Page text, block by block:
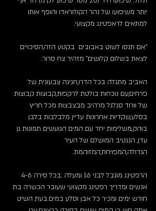
יותר משיפועו של נהר הקולוראדו והופף אותו
למתאים לראפטינג מקצועי.
"אם תנסו לשוט באבובים  בקטע הזה,הסיכויים
לצאת בשלום קלושים" מזהיר צח סרור.
האביב מתגלה בכל הדרו,חגיגה צבעונית של
פרחים,עם נוכחות בולטת לרקפות,קבוצות קבוצות
של וורוד סגלגל מרהיב מבצבצות מכל חריץ
בסלע,שקדיות אחרונות עדיין מלבלבות בלבן
בוהק,משלימות יחד עם המים הגועשים תמונות גן
עדן, הנגטיב המושלם של העיר
הגדולה,המפויחת,המזוהמת.
אנשים ומדריך רפטינג מקצועי שעובר הכשרה בת
חודש ימים ומכיר כל אבן וסלע במים.בעת השיט